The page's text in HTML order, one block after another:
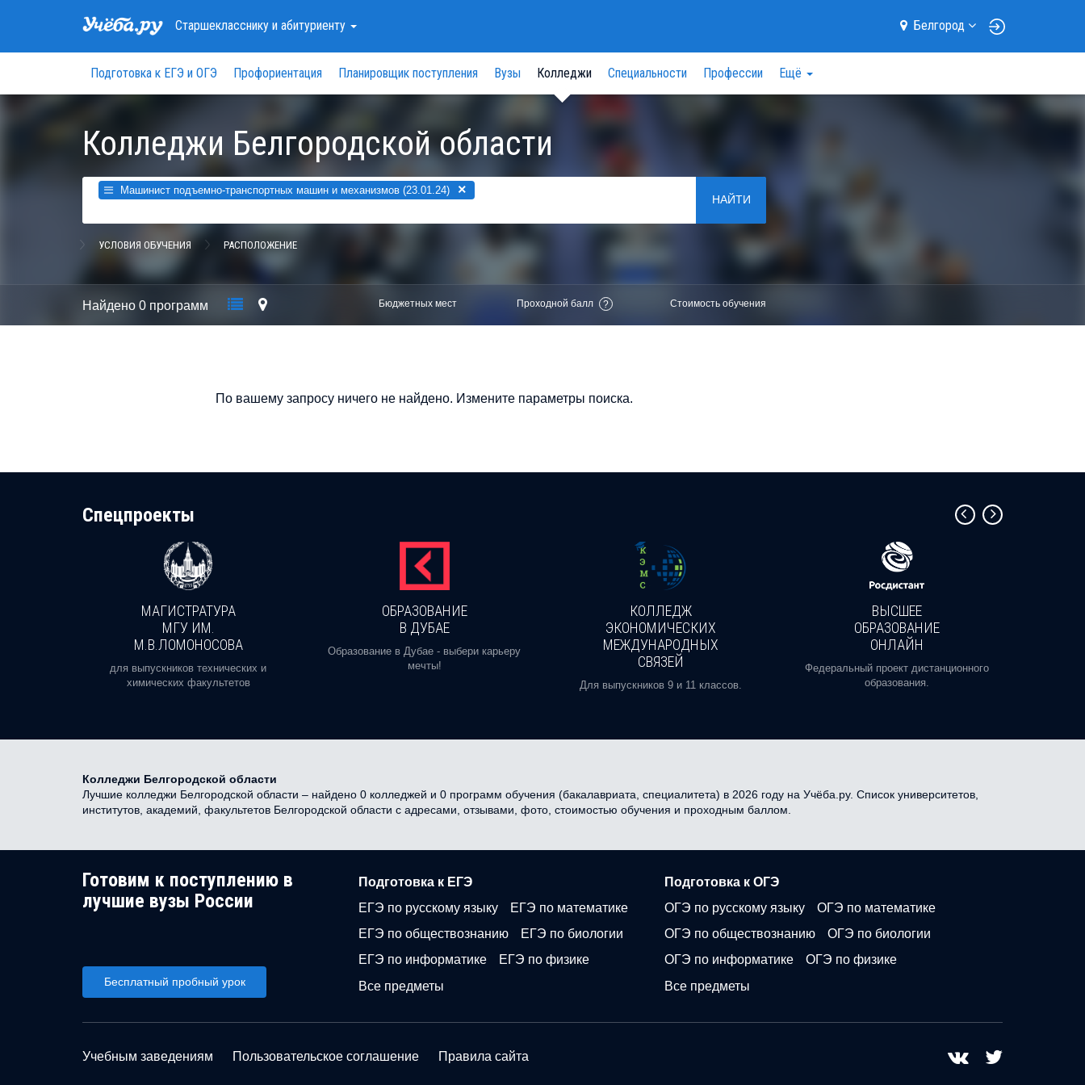
Старшеклассникуи абитуриенту Белгород
Подготовка к ЕГЭ и ОГЭ Профориентация Планировщик поступления Вузы Колледжи Специальности Профессии Ещё
Колледжи Белгородской области
Машинист подъемно-транспортных машин и механизмов (23.01.24) ×
НАЙТИ
УСЛОВИЯ ОБУЧЕНИЯ РАСПОЛОЖЕНИЕ
Найдено 0 программ Бюджетных мест Проходной балл ? Стоимость обучения
По вашему запросу ничего не найдено. Измените параметры поиска.
Cпецпроекты
МАГИСТРАТУРА
МГУ ИМ.
М.В.ЛОМОНОСОВА
для выпускников технических и
химических факультетов
ОБРАЗОВАНИЕ
В ДУБАЕ
Образование в Дубае - выбери карьеру
мечты!
КОЛЛЕДЖ
ЭКОНОМИЧЕСКИХ
МЕЖДУНАРОДНЫХ
СВЯЗЕЙ
Для выпускников 9 и 11 классов.
ВЫСШЕЕ
ОБРАЗОВАНИЕ
ОНЛАЙН
Федеральный проект дистанционного
образования.
Колледжи Белгородской области
Лучшие колледжи Белгородской области – найдено 0 колледжей и 0 программ обучения (бакалавриата, специалитета) в 2026 году на Учёба.ру. Список университетов,
институтов, академий, факультетов Белгородской области с адресами, отзывами, фото, стоимостью обучения и проходным баллом.
Готовим к поступлению в
лучшие вузы России
Бесплатный пробный урок
Подготовка к ЕГЭ
ЕГЭ по русскому языку
ЕГЭ по математике
ЕГЭ по обществознанию
ЕГЭ по биологии
ЕГЭ по информатике
ЕГЭ по физике
Все предметы
Подготовка к ОГЭ
ОГЭ по русскому языку
ОГЭ по математике
ОГЭ по обществознанию
ОГЭ по биологии
ОГЭ по информатике
ОГЭ по физике
Все предметы
Учебным заведениям Пользовательское соглашение Правила сайта